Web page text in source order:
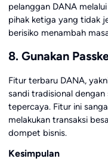
pelanggan DANA
pihak ketiga yang tidak
berisiko menambah
8. Gunakan
Fitur terbaru DANA,
sandi tradisional
tepercaya. Fitur ini
melakukan transaksi
dompet bisnis.
Kesimpulan